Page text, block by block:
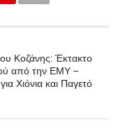
Κοζάνης: Έκτακτο
από την ΕΜΥ –
Χιόνια και Παγετό